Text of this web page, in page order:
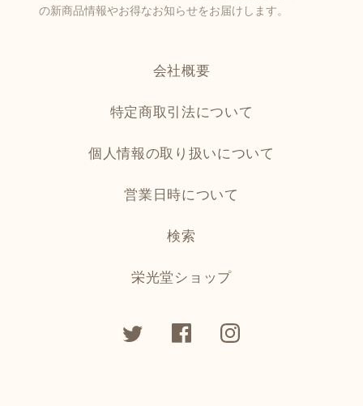
の新商品情報やお得なお知らせをお届けします。
会社概要
特定商取引法について
個人情報の取り扱いについて
営業日時について
検索
栄光堂ショップ